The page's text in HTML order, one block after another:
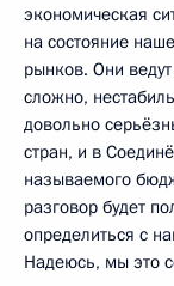
экономическая
на состояние
рынков. Они
сложно,
довольно
стран, и в
называемого
разговор будет
определиться с
Надеюсь, мы это